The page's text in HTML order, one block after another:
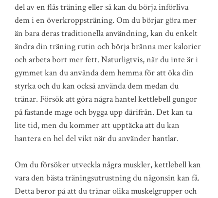
del av en flås träning eller så kan du börja införliva
dem i en överkroppsträning. Om du börjar göra mer
än bara deras traditionella användning, kan du enkelt
ändra din träning rutin och börja bränna mer kalorier
och arbeta bort mer fett. Naturligtvis, när du inte är i
gymmet kan du använda dem hemma för att öka din
styrka och du kan också använda dem medan du
tränar. Försök att göra några hantel kettlebell gungor
på fastande mage och bygga upp därifrån. Det kan ta
lite tid, men du kommer att upptäcka att du kan
hantera en hel del vikt när du använder hantlar.
Om du försöker utveckla några muskler, kettlebell kan
vara den bästa träningsutrustning du någonsin kan få.
Detta beror på att du tränar olika muskelgrupper och